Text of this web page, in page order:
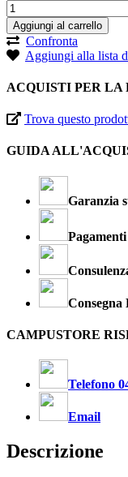
Aggiungi al carrello
Confronta
Aggiungi alla lista
ACQUISTI PER
Trova questo
GUIDA
Garanzia
Consegna
CAMPUSTORE
Telefono
Email
Descrizione